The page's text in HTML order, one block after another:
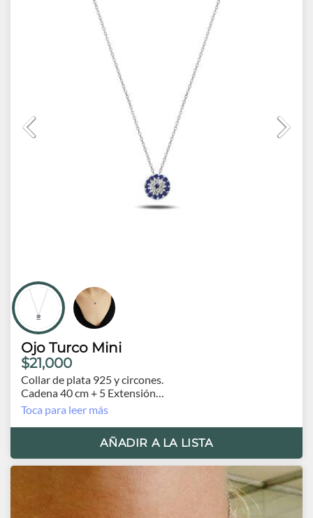
Ojo Turco Mini
$21,000
Collar de plata 925 y circones.
Cadena 40 cm + 5 Extensión
Origen Turquía
Toca para leer más
AÑADIR A LA LISTA